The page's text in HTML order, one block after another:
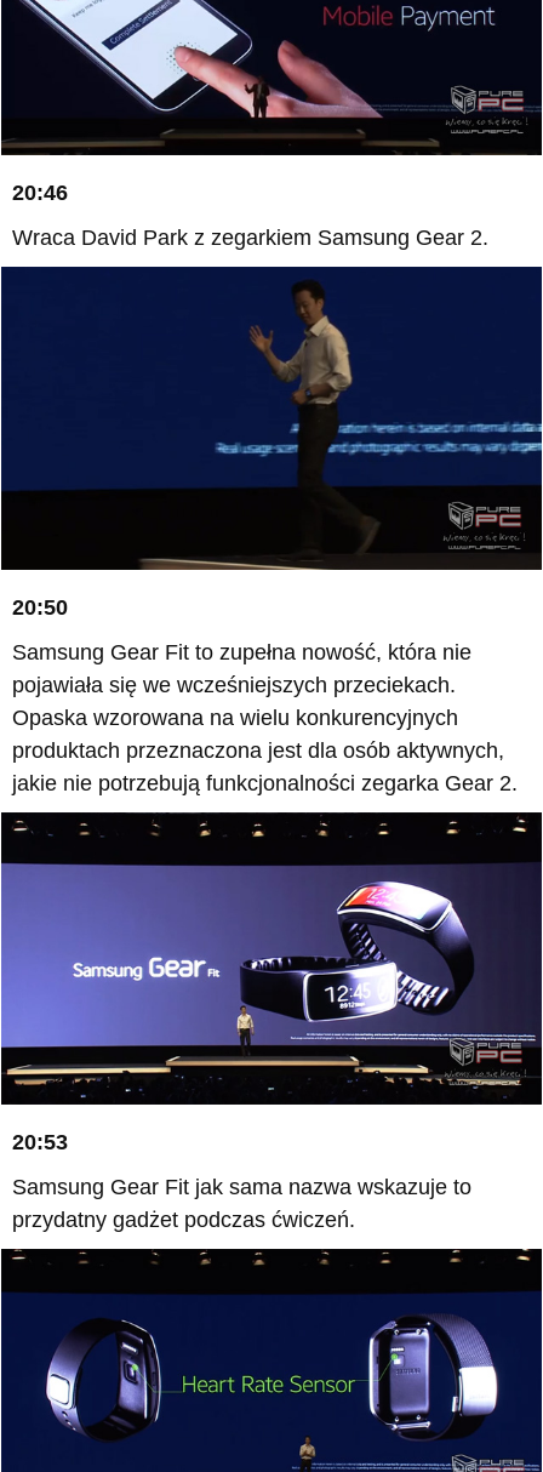
20:46
Wraca David Park z zegarkiem Samsung Gear 2.
20:50
Samsung Gear Fit to zupełna nowość, która nie
pojawiała się we wcześniejszych przeciekach.
Opaska wzorowana na wielu konkurencyjnych
produktach przeznaczona jest dla osób aktywnych,
jakie nie potrzebują funkcjonalności zegarka Gear 2.
20:53
Samsung Gear Fit jak sama nazwa wskazuje to
przydatny gadżet podczas ćwiczeń.